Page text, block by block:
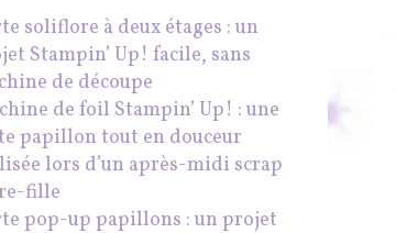
soliflore à deux étages : un
Stampin’ Up! facile, sans
de découpe
de foil Stampin’ Up! : une
papillon tout en douceur
lors d’un après-midi scrap
fille
pop-up papillons : un projet